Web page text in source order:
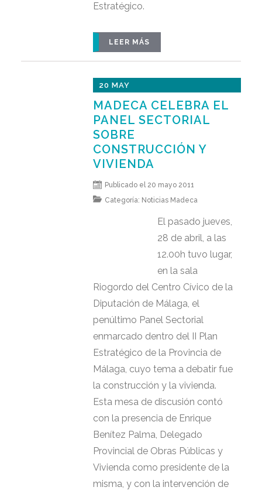
Estratégico.
LEER MÁS
20 MAY
MADECA CELEBRA EL
PANEL SECTORIAL
SOBRE
CONSTRUCCIÓN Y
VIVIENDA
Publicado el 20 mayo 2011
Categoría: Noticias Madeca
El pasado jueves,
28 de abril, a las
12.00h tuvo lugar,
en la sala
Riogordo del Centro Cívico de la
Diputación de Málaga, el
penúltimo Panel Sectorial
enmarcado dentro del II Plan
Estratégico de la Provincia de
Málaga, cuyo tema a debatir fue
la construcción y la vivienda.
Esta mesa de discusión contó
con la presencia de Enrique
Benítez Palma, Delegado
Provincial de Obras Públicas y
Vivienda como presidente de la
misma, y con la intervención de